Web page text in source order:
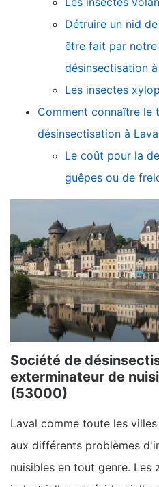
Détruire un nid
être fait par
désinsectisation
Les insectes
Comment connaître le
désinsectisation à
Le coût pour la
guêpes ou de
Société de
exterminateur de
(53000)
Laval comme toute les
aux différents problèmes
nuisibles en tout genre. Les